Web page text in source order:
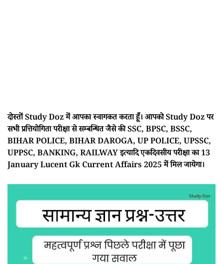
दोस्तों Study Doz में आपका स्वागकत करता हूँ। आपको Study Doz पर
सभी प्रत्तियोगिता परीक्षा से सम्बन्धित जैसे की SSC, BPSC, BSSC,
BIHAR POLICE, BIHAR DAROGA, UP POLICE, UPSSC,
UPPSC, BANKING, RAILWAY इत्यादि एकदिवसीय परीक्षा का 13
January Lucent Gk Current Affairs 2025 में मिल जायेगा।